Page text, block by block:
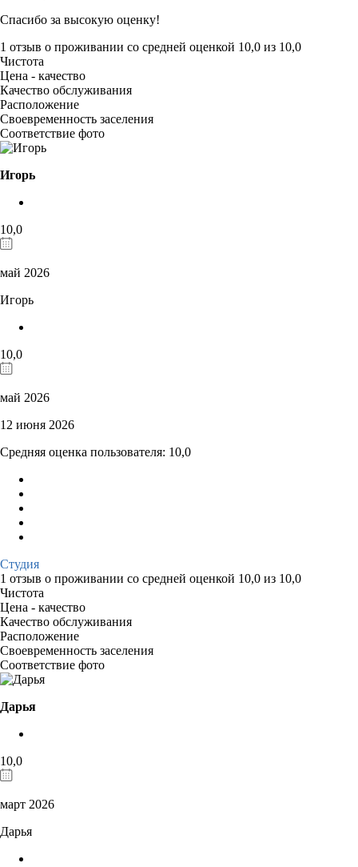
Спасибо за высокую оценку!
1 отзыв о проживании со средней оценкой 10,0 из 10,0
Чистота
Цена - качество
Качество обслуживания
Расположение
Своевременность заселения
Соответствие фото
Игорь
10,0
май 2026
Игорь
10,0
май 2026
12 июня 2026
Средняя оценка пользователя: 10,0
Студия
1 отзыв о проживании со средней оценкой 10,0 из 10,0
Чистота
Цена - качество
Качество обслуживания
Расположение
Своевременность заселения
Соответствие фото
Дарья
10,0
март 2026
Дарья